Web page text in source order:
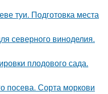
туи. Подготовка места
северного виноделия.
плодового сада.
посева. Сорта моркови